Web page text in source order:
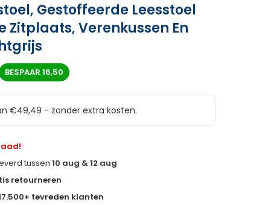
Gestoffeerde Leesstoel
Zitplaats, Verenkussen En
BESPAAR 16,50
€49,49 - zonder extra kosten.
tussen10 aug & 12 aug
retourneren
tevreden klanten